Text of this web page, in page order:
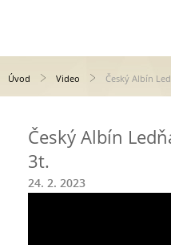
Úvod Video Český Albín
Český Albín
3t.
24. 2. 2023